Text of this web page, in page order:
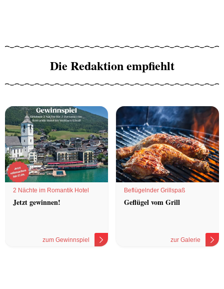
Die Redaktion empfiehlt
2 Nächte im Romantik Hotel
Jetzt gewinnen!
zum Gewinnspiel
Beflügelnder Grillspaß
Geflügel vom Grill
zur Galerie